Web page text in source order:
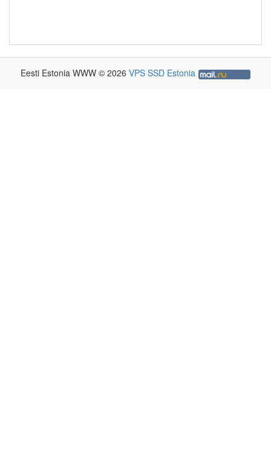
Eesti Estonia WWW © 2026 VPS SSD Estonia